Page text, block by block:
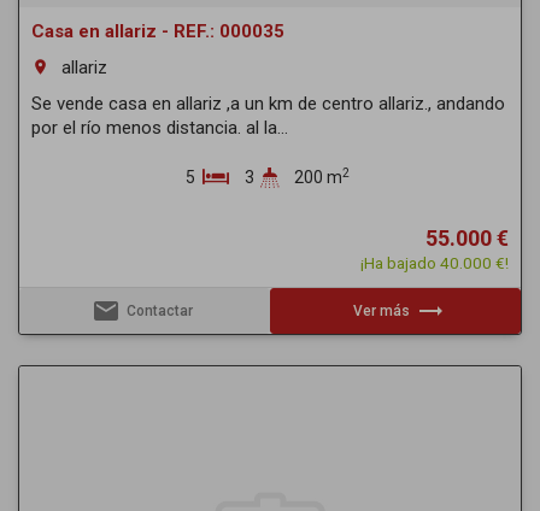
Casa en allariz - REF.: 000035
room
allariz
Se vende casa en allariz ,a un km de centro allariz., andando
por el río menos distancia. al la...
5 3 200 m2
55.000 €
¡Ha bajado 40.000 €!
email Contactar Ver más trending_flat